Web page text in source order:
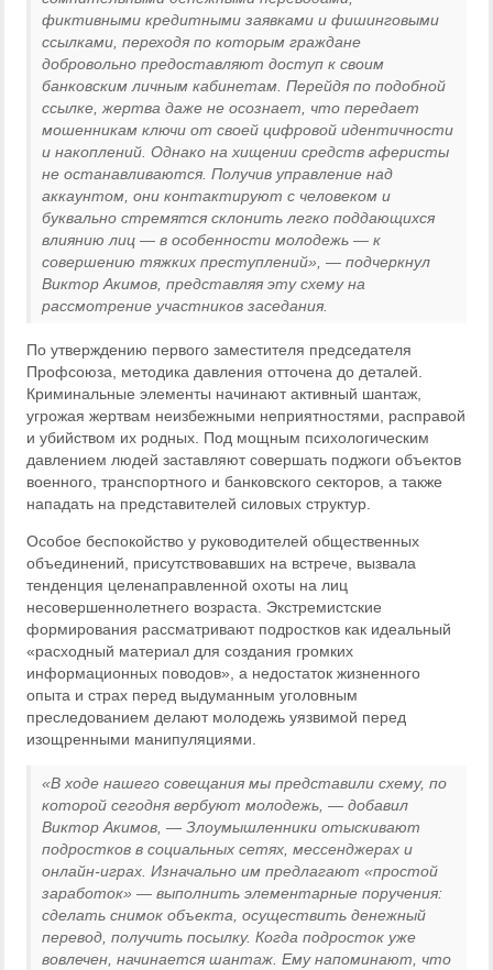
фиктивными кредитными заявками и фишинговыми
ссылками, переходя по которым граждане
добровольно предоставляют доступ к своим
банковским личным кабинетам. Перейдя по подобной
ссылке, жертва даже не осознает, что передает
мошенникам ключи от своей цифровой идентичности
и накоплений. Однако на хищении средств аферисты
не останавливаются. Получив управление над
аккаунтом, они контактируют с человеком и
буквально стремятся склонить легко поддающихся
влиянию лиц — в особенности молодежь — к
совершению тяжких преступлений», — подчеркнул
Виктор Акимов, представляя эту схему на
рассмотрение участников заседания.
По утверждению первого заместителя председателя
Профсоюза, методика давления отточена до деталей.
Криминальные элементы начинают активный шантаж,
угрожая жертвам неизбежными неприятностями, расправой
и убийством их родных. Под мощным психологическим
давлением людей заставляют совершать поджоги объектов
военного, транспортного и банковского секторов, а также
нападать на представителей силовых структур.
Особое беспокойство у руководителей общественных
объединений, присутствовавших на встрече, вызвала
тенденция целенаправленной охоты на лиц
несовершеннолетнего возраста. Экстремистские
формирования рассматривают подростков как идеальный
«расходный материал для создания громких
информационных поводов», а недостаток жизненного
опыта и страх перед выдуманным уголовным
преследованием делают молодежь уязвимой перед
изощренными манипуляциями.
«В ходе нашего совещания мы представили схему, по
которой сегодня вербуют молодежь, — добавил
Виктор Акимов, —Злоумышленники отыскивают
подростков в социальных сетях, мессенджерах и
онлайн-играх. Изначально им предлагают «простой
заработок» — выполнить элементарные поручения:
сделать снимок объекта, осуществить денежный
перевод, получить посылку. Когда подросток уже
вовлечен, начинается шантаж. Ему напоминают, что